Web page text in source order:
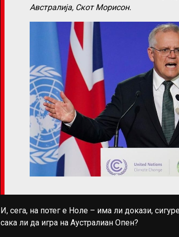
Австралија, Скот Морисон.
И, сега, на потег е Ноле – има ли докази,
сака ли да игра на Аустралиан Опен?